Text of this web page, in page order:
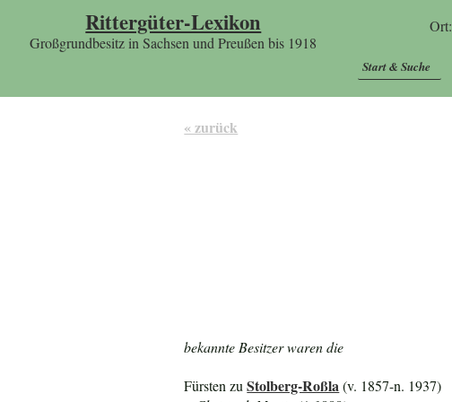
Rittergüter-Lexikon
Großgrundbesitz in Sachsen und Preußen bis 1918
Ort:
Start & Suche
« zurück
bekannte Besitzer waren die
Fürsten zuStolberg-Roßla (v. 1857-n. 1937)